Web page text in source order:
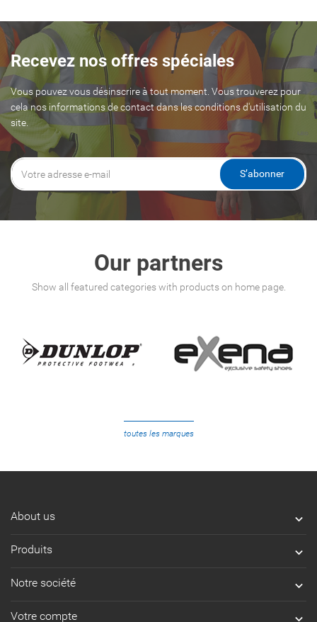
Recevez nos offres spéciales
Vous pouvez vous désinscrire à tout moment. Vous trouverez pour
cela nos informations de contact dans les conditions d'utilisation du
site.
S’abonner
Our partners
Show all featured categories with products on home page.
toutes les marques
About us 
Produits 
Notre société 
Votre compte